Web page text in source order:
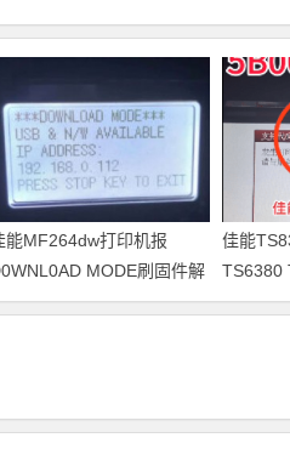
能MF264dw打印机报
MODE刷固件解
问题
佳能
TS6380
印机废